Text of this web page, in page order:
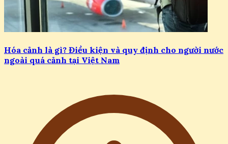
Hóa cảnh là gì? Điều kiện và quy định cho người nước
ngoài quá cảnh tại Việt Nam